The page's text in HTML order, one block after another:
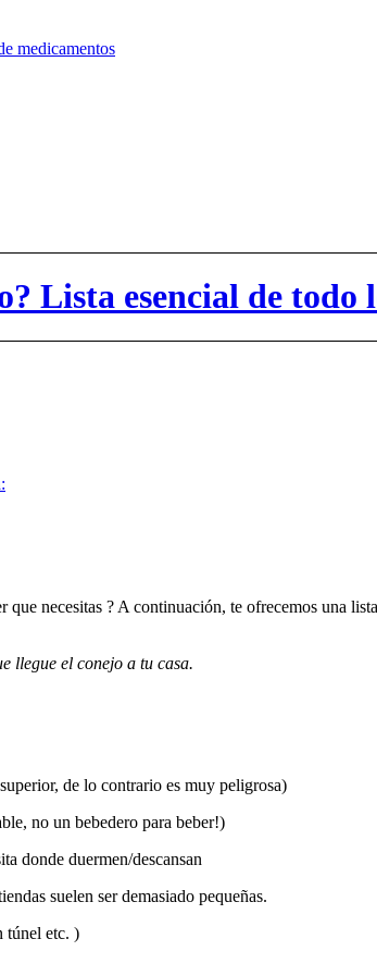
medicamentos
Lista esencial de
que necesitas ? A continuación, te ofrecemos una
llegue el conejo a tu casa.
de lo contrario es muy peligrosa)
no un bebedero para beber!)
donde duermen/descansan
suelen ser demasiado pequeñas.
túnel etc. )